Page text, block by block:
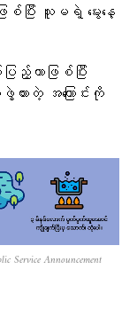
ြီး သူမရဲ့ မွေးနေ့
ာဖြစ်ပြီး
ထားတဲ့ အကြောင်းကို
Service Announcement